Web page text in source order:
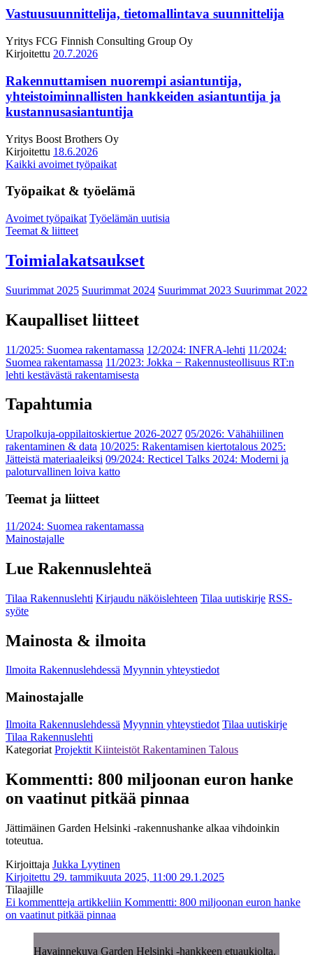
Vastuusuunnittelija, tietomallintava suunnittelija
Yritys FCG Finnish Consulting Group Oy
Kirjoitettu 20.7.2026
Rakennuttamisen nuorempi asiantuntija,
yhteistoiminnallisten hankkeiden asiantuntija ja
kustannusasiantuntija
Yritys Boost Brothers Oy
Kirjoitettu 18.6.2026
Kaikki avoimet työpaikat
Työpaikat & työelämä
Avoimet työpaikat Työelämän uutisia
Teemat & liitteet
Toimialakatsaukset
Suurimmat 2025 Suurimmat 2024 Suurimmat 2023 Suurimmat 2022
Kaupalliset liitteet
11/2025: Suomea rakentamassa 12/2024: INFRA-lehti 11/2024:
Suomea rakentamassa 11/2023: Jokka − Rakennusteollisuus RT:n
lehti kestävästä rakentamisesta
Tapahtumia
Urapolkuja-oppilaitoskiertue 2026-2027 05/2026: Vähähiilinen
rakentaminen & data 10/2025: Rakentamisen kiertotalous 2025:
Jätteistä materiaaleiksi 09/2024: Recticel Talks 2024: Moderni ja
paloturvallinen loiva katto
Teemat ja liitteet
11/2024: Suomea rakentamassa
Mainostajalle
Lue Rakennuslehteä
Tilaa Rakennuslehti Kirjaudu näköislehteen Tilaa uutiskirje RSS-
syöte
Mainosta & ilmoita
Ilmoita Rakennuslehdessä Myynnin yhteystiedot
Mainostajalle
Ilmoita Rakennuslehdessä Myynnin yhteystiedot Tilaa uutiskirje
Tilaa Rakennuslehti
Kategoriat Projektit Kiinteistöt Rakentaminen Talous
Kommentti: 800 miljoonan euron hanke
on vaatinut pitkää pinnaa
Jättimäinen Garden Helsinki -rakennushanke alkaa vihdoinkin
toteutua.
Kirjoittaja Jukka Lyytinen
Kirjoitettu 29. tammikuuta 2025, 11:00 29.1.2025
Tilaajille
Ei kommentteja artikkeliin Kommentti: 800 miljoonan euron hanke
on vaatinut pitkää pinnaa
Havainnekuva Garden Helsinki -hankkeen etuaukiolta.